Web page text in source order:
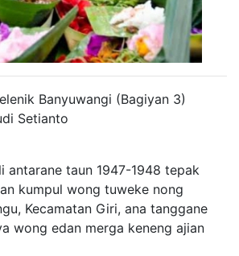
Banyuwangi (Bagiyan 3)
Setianto
antarane taun 1947-1948 tepak
kumpul wong tuweke nong
Kecamatan Giri, ana tanggane
wong edan merga keneng ajian